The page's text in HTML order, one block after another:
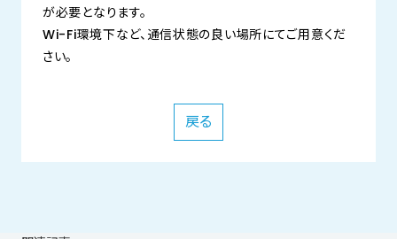
が必要となります。
Wi-Fi環境下など、通信状態の良い場所にてご用意くだ
さい。
戻る